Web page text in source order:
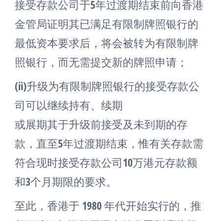
接受存款公司于5年过渡期结束前向香港
金管局证明其已满足有限制牌照银行的
最低资本要求后，将会被转为有限制牌
照银行，而无需提交新的牌照申请；
(ii)升级为有限制牌照银行的接受存款公
司可以继续持有、续期
或展期其于升级前接受及未到期的存
款，直至5年过渡期结束，惟有关存款需
符合现时接受存款公司10万港元存款额
和3个月期限的要求。
至此，香港于 1980 年代开始实行的，推